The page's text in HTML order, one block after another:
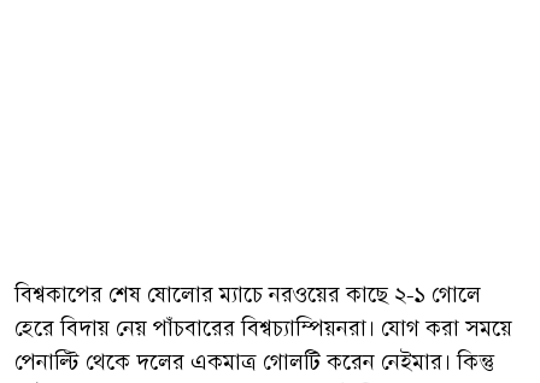
বিশ্বকাপের শেষ ষোলোর ম্যাচে নরওয়ের কাছে ২-১ গোলে
হেরে বিদায় নেয় পাঁচবারের বিশ্বচ্যাম্পিয়নরা। যোগ করা সময়ে
পেনাল্টি থেকে দলের একমাত্র গোলটি করেন নেইমার। কিন্তু